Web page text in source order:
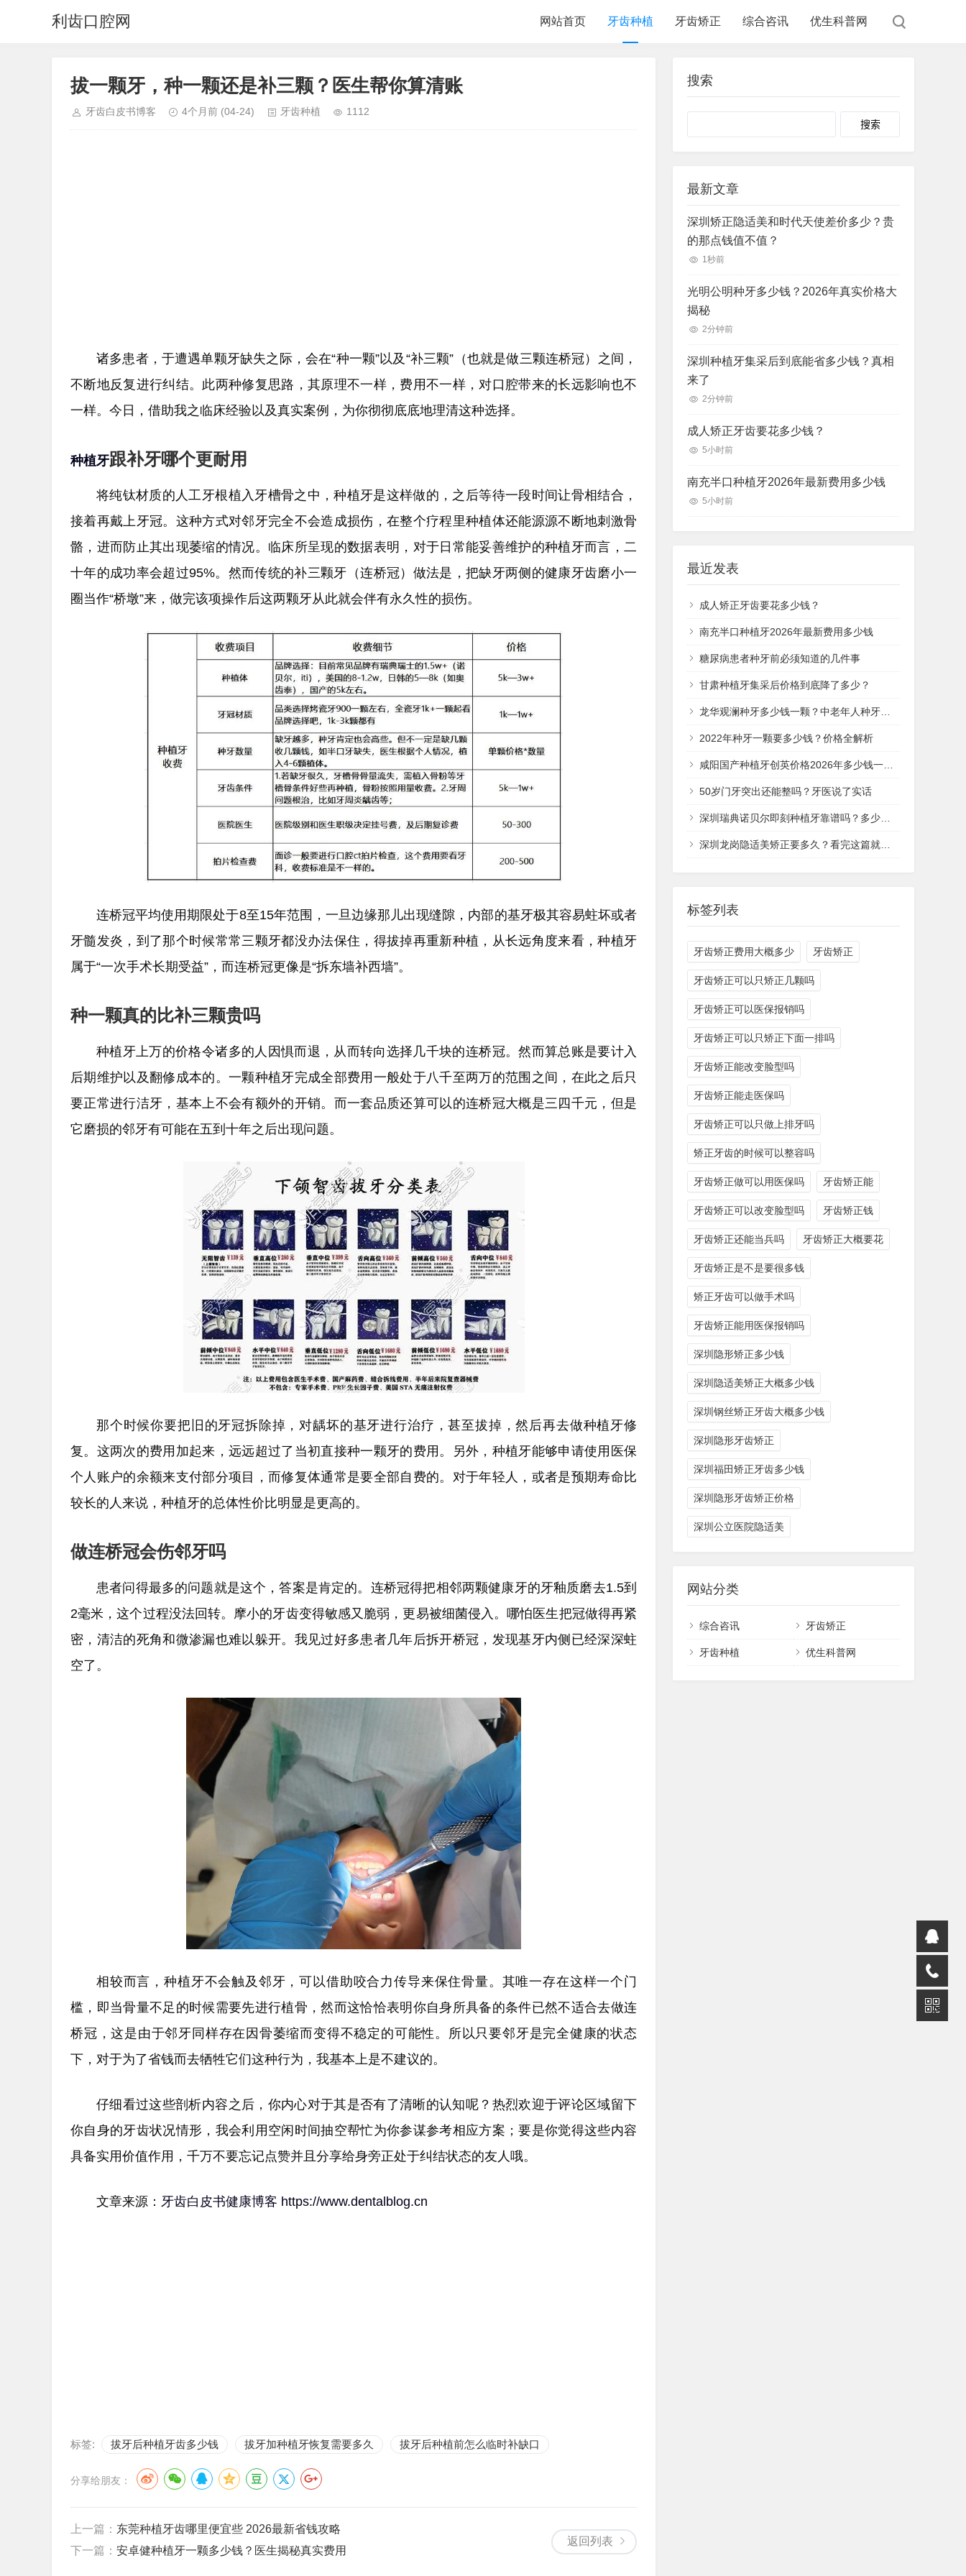
利齿口腔网 网站首页 牙齿种植 牙齿矫正 综合咨讯 优生科普网
拔一颗牙，种一颗还是补三颗？医生帮你算清账
牙齿白皮书博客 4个月前 (04-24) 牙齿种植 1112
诸多患者，于遭遇单颗牙缺失之际，会在“种一颗”以及“补三颗”（也就是做三颗连桥冠）之间，
不断地反复进行纠结。此两种修复思路，其原理不一样，费用不一样，对口腔带来的长远影响也不
一样。今日，借助我之临床经验以及真实案例，为你彻彻底底地理清这种选择。
种植牙跟补牙哪个更耐用
将纯钛材质的人工牙根植入牙槽骨之中，种植牙是这样做的，之后等待一段时间让骨相结合，
接着再戴上牙冠。这种方式对邻牙完全不会造成损伤，在整个疗程里种植体还能源源不断地刺激骨
骼，进而防止其出现萎缩的情况。临床所呈现的数据表明，对于日常能妥善维护的种植牙而言，二
十年的成功率会超过95%。然而传统的补三颗牙（连桥冠）做法是，把缺牙两侧的健康牙齿磨小一
圈当作“桥墩”来，做完该项操作后这两颗牙从此就会伴有永久性的损伤。
连桥冠平均使用期限处于8至15年范围，一旦边缘那儿出现缝隙，内部的基牙极其容易蛀坏或者
牙髓发炎，到了那个时候常常三颗牙都没办法保住，得拔掉再重新种植，从长远角度来看，种植牙
属于“一次手术长期受益”，而连桥冠更像是“拆东墙补西墙”。
种一颗真的比补三颗贵吗
种植牙上万的价格令诸多的人因惧而退，从而转向选择几千块的连桥冠。然而算总账是要计入
后期维护以及翻修成本的。一颗种植牙完成全部费用一般处于八千至两万的范围之间，在此之后只
要正常进行洁牙，基本上不会有额外的开销。而一套品质还算可以的连桥冠大概是三四千元，但是
它磨损的邻牙有可能在五到十年之后出现问题。
那个时候你要把旧的牙冠拆除掉，对龋坏的基牙进行治疗，甚至拔掉，然后再去做种植牙修
复。这两次的费用加起来，远远超过了当初直接种一颗牙的费用。另外，种植牙能够申请使用医保
个人账户的余额来支付部分项目，而修复体通常是要全部自费的。对于年轻人，或者是预期寿命比
较长的人来说，种植牙的总体性价比明显是更高的。
做连桥冠会伤邻牙吗
患者问得最多的问题就是这个，答案是肯定的。连桥冠得把相邻两颗健康牙的牙釉质磨去1.5到
2毫米，这个过程没法回转。摩小的牙齿变得敏感又脆弱，更易被细菌侵入。哪怕医生把冠做得再紧
密，清洁的死角和微渗漏也难以躲开。我见过好多患者几年后拆开桥冠，发现基牙内侧已经深深蛀
空了。
相较而言，种植牙不会触及邻牙，可以借助咬合力传导来保住骨量。其唯一存在这样一个门
槛，即当骨量不足的时候需要先进行植骨，然而这恰恰表明你自身所具备的条件已然不适合去做连
桥冠，这是由于邻牙同样存在因骨萎缩而变得不稳定的可能性。所以只要邻牙是完全健康的状态
下，对于为了省钱而去牺牲它们这种行为，我基本上是不建议的。
仔细看过这些剖析内容之后，你内心对于其是否有了清晰的认知呢？热烈欢迎于评论区域留下
你自身的牙齿状况情形，我会利用空闲时间抽空帮忙为你参谋参考相应方案；要是你觉得这些内容
具备实用价值作用，千万不要忘记点赞并且分享给身旁正处于纠结状态的友人哦。
文章来源： 牙齿白皮书健康博客 https://www.dentalblog.cn
标签: 拔牙后种植牙齿多少钱 拔牙加种植牙恢复需要多久 拔牙后种植前怎么临时补缺口
分享给朋友：
返回列表
上一篇： 东莞种植牙齿哪里便宜些 2026最新省钱攻略
下一篇： 安卓健种植牙一颗多少钱？医生揭秘真实费用
搜索
Search
最新文章
深圳矫正隐适美和时代天使差价多少？贵
的那点钱值不值？
1秒前
光明公明种牙多少钱？2026年真实价格大
揭秘
2分钟前
深圳种植牙集采后到底能省多少钱？真相
来了
2分钟前
成人矫正牙齿要花多少钱？
5小时前
南充半口种植牙2026年最新费用多少钱
5小时前
最近发表
成人矫正牙齿要花多少钱？
南充半口种植牙2026年最新费用多少钱
糖尿病患者种牙前必须知道的几件事
甘肃种植牙集采后价格到底降了多少？
龙华观澜种牙多少钱一颗？中老年人种牙价格全解析
2022年种牙一颗要多少钱？价格全解析
咸阳国产种植牙创英价格2026年多少钱一颗？
50岁门牙突出还能整吗？牙医说了实话
深圳瑞典诺贝尔即刻种植牙靠谱吗？多少钱一次？
深圳龙岗隐适美矫正要多久？看完这篇就清楚了
标签列表
牙齿矫正费用大概多少 牙齿矫正
牙齿矫正可以只矫正几颗吗
牙齿矫正可以医保报销吗
牙齿矫正可以只矫正下面一排吗
牙齿矫正能改变脸型吗
牙齿矫正能走医保吗
牙齿矫正可以只做上排牙吗
矫正牙齿的时候可以整容吗
牙齿矫正做可以用医保吗 牙齿矫正能
牙齿矫正可以改变脸型吗 牙齿矫正钱
牙齿矫正还能当兵吗 牙齿矫正大概要花
牙齿矫正是不是要很多钱
矫正牙齿可以做手术吗
牙齿矫正能用医保报销吗
深圳隐形矫正多少钱
深圳隐适美矫正大概多少钱
深圳钢丝矫正牙齿大概多少钱
深圳隐形牙齿矫正
深圳福田矫正牙齿多少钱
深圳隐形牙齿矫正价格
深圳公立医院隐适美
网站分类
综合咨讯 牙齿矫正
牙齿种植 优生科普网